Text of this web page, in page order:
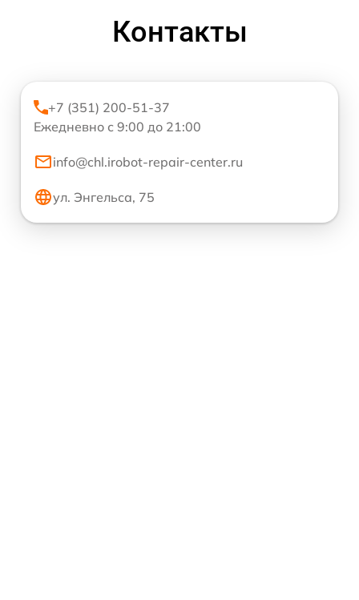
Контакты
+7 (351) 200-51-37
Ежедневно с 9:00 до 21:00
info@chl.irobot-repair-center.ru
ул. Энгельса, 75